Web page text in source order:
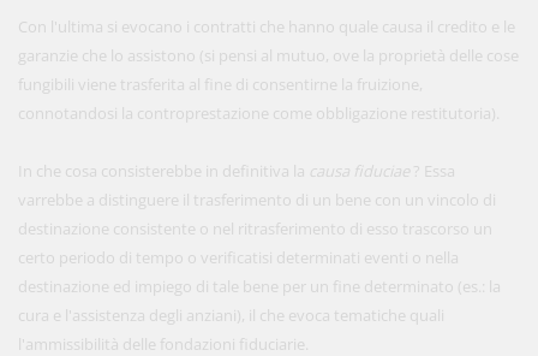
Con l'ultima si evocano i contratti che hanno quale causa il credito e le
garanzie che lo assistono (si pensi al mutuo, ove la proprietà delle cose
fungibili viene trasferita al fine di consentirne la fruizione,
connotandosi la controprestazione come obbligazione restitutoria).
In che cosa consisterebbe in definitiva la causa fiduciae ? Essa
varrebbe a distinguere il trasferimento di un bene con un vincolo di
destinazione consistente o nel ritrasferimento di esso trascorso un
certo periodo di tempo o verificatisi determinati eventi o nella
destinazione ed impiego di tale bene per un fine determinato (es.: la
cura e l'assistenza degli anziani), il che evoca tematiche quali
l'ammissibilità delle fondazioni fiduciarie.